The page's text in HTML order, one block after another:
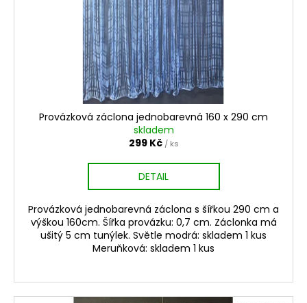
Provázková záclona jednobarevná 160 x 290 cm
skladem
299 Kč / ks
DETAIL
Provázková jednobarevná záclona s šířkou 290 cm a
výškou 160cm. Šířka provázku: 0,7 cm. Záclonka má
ušitý 5 cm tunýlek. Světle modrá: skladem 1 kus
Meruňková: skladem 1 kus